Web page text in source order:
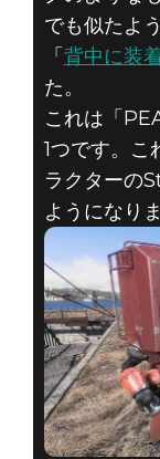
でも似たよ
「 背中に装
た。
これは「
1つです。こ
ラクターの
ようになりま